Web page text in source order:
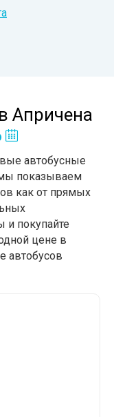
Апричена
автобусные
показываем
как от прямых
и покупайте
цене в
автобусов